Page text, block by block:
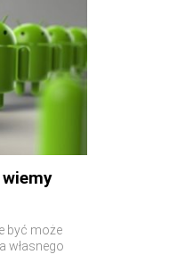
być może
własnego